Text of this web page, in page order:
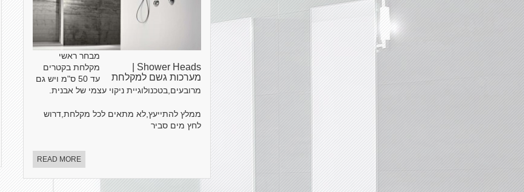
מערכות גשם למקלחת
מבחר ראשי
מקלחת בקטרים
עד 50 ס"מ ויש גם
מרובעים,בטכנולוגיית ניקוי עצמי של אבנית.
ממלץ להתייעץ,לא מתאים לכל מקלחת,דרוש
לחץ מים סביר
READ MORE